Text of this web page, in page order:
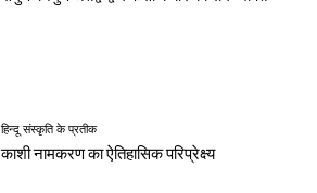
हिन्दू संस्कृति के प्रतीक
काशी नामकरण का ऐतिहासिक परिप्रेक्ष्य